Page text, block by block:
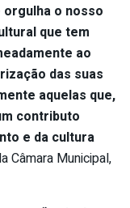
o nosso
que tem
ao
das suas
aquelas que,
contributo
e da cultura
Câmara Municipal,